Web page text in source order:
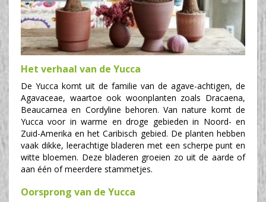
Het verhaal van de Yucca
De Yucca komt uit de familie van de agave-achtigen, de
Agavaceae, waartoe ook woonplanten zoals Dracaena,
Beaucarnea en Cordyline behoren. Van nature komt de
Yucca voor in warme en droge gebieden in Noord- en
Zuid-Amerika en het Caribisch gebied. De planten hebben
vaak dikke, leerachtige bladeren met een scherpe punt en
witte bloemen. Deze bladeren groeien zo uit de aarde of
aan één of meerdere stammetjes.
Oorsprong van de Yucca